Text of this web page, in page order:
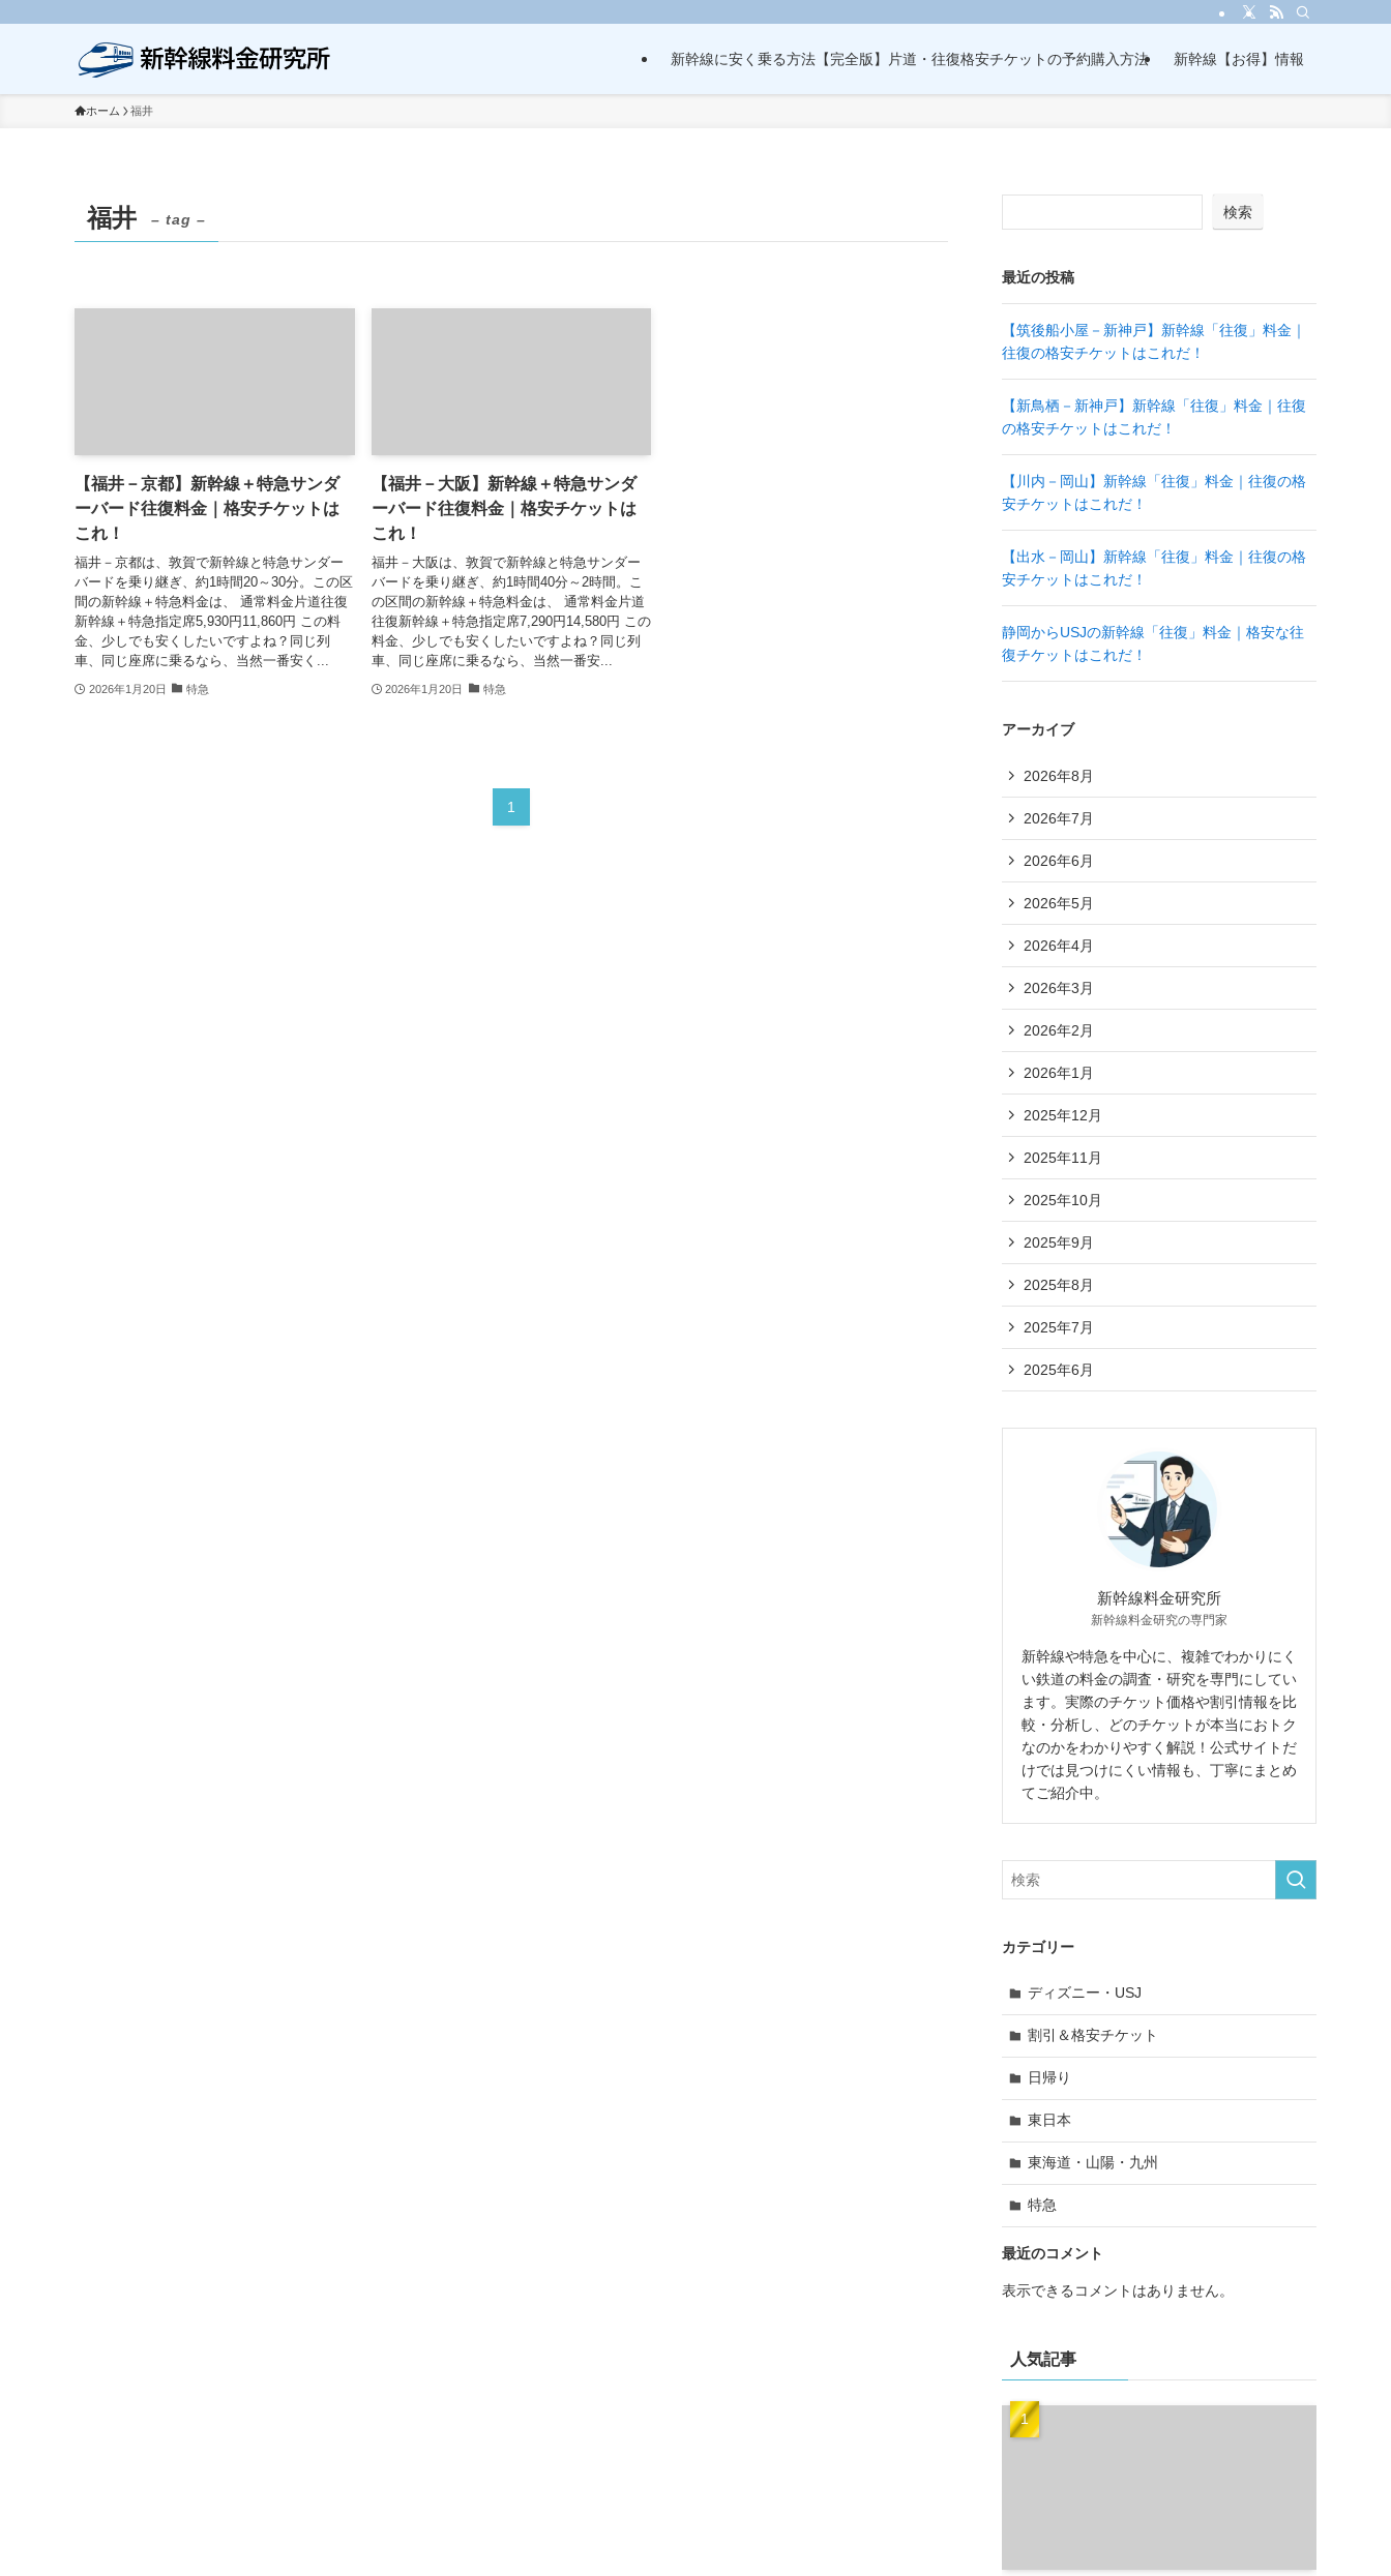
新幹線に安く乗る方法【完全版】片道・往復格安チケットの予約購入方法 新幹線【お得】情報
ホーム 福井
福井 – tag –
【福井－京都】新幹線＋特急サンダ
ーバード往復料金｜格安チケットは
これ！
福井－京都は、敦賀で新幹線と特急サンダー
バードを乗り継ぎ、約1時間20～30分。この区
間の新幹線＋特急料金は、 通常料金片道往復
新幹線＋特急指定席5,930円11,860円 この料
金、少しでも安くしたいですよね？同じ列
車、同じ座席に乗るなら、当然一番安く...
2026年1月20日 特急
【福井－大阪】新幹線＋特急サンダ
ーバード往復料金｜格安チケットは
これ！
福井－大阪は、敦賀で新幹線と特急サンダー
バードを乗り継ぎ、約1時間40分～2時間。こ
の区間の新幹線＋特急料金は、 通常料金片道
往復新幹線＋特急指定席7,290円14,580円 この
料金、少しでも安くしたいですよね？同じ列
車、同じ座席に乗るなら、当然一番安...
2026年1月20日 特急
1
検索
最近の投稿
【筑後船小屋－新神戸】新幹線「往復」料金｜
往復の格安チケットはこれだ！
【新鳥栖－新神戸】新幹線「往復」料金｜往復
の格安チケットはこれだ！
【川内－岡山】新幹線「往復」料金｜往復の格
安チケットはこれだ！
【出水－岡山】新幹線「往復」料金｜往復の格
安チケットはこれだ！
静岡からUSJの新幹線「往復」料金｜格安な往
復チケットはこれだ！
アーカイブ
2026年8月
2026年7月
2026年6月
2026年5月
2026年4月
2026年3月
2026年2月
2026年1月
2025年12月
2025年11月
2025年10月
2025年9月
2025年8月
2025年7月
2025年6月
新幹線料金研究所
新幹線料金研究の専門家
新幹線や特急を中心に、複雑でわかりにく
い鉄道の料金の調査・研究を専門にしてい
ます。実際のチケット価格や割引情報を比
較・分析し、どのチケットが本当におトク
なのかをわかりやすく解説！公式サイトだ
けでは見つけにくい情報も、丁寧にまとめ
てご紹介中。
カテゴリー
ディズニー・USJ
割引＆格安チケット
日帰り
東日本
東海道・山陽・九州
特急
最近のコメント
表示できるコメントはありません。
人気記事